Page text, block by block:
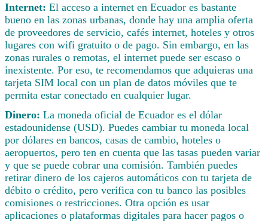
Internet: El acceso a internet en Ecuador es bastante
bueno en las zonas urbanas, donde hay una amplia oferta
de proveedores de servicio, cafés internet, hoteles y otros
lugares con wifi gratuito o de pago. Sin embargo, en las
zonas rurales o remotas, el internet puede ser escaso o
inexistente. Por eso, te recomendamos que adquieras una
tarjeta SIM local con un plan de datos móviles que te
permita estar conectado en cualquier lugar.
Dinero: La moneda oficial de Ecuador es el dólar
estadounidense (USD). Puedes cambiar tu moneda local
por dólares en bancos, casas de cambio, hoteles o
aeropuertos, pero ten en cuenta que las tasas pueden variar
y que se puede cobrar una comisión. También puedes
retirar dinero de los cajeros automáticos con tu tarjeta de
débito o crédito, pero verifica con tu banco las posibles
comisiones o restricciones. Otra opción es usar
aplicaciones o plataformas digitales para hacer pagos o